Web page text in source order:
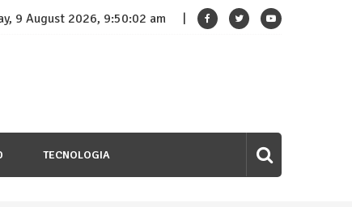
9 August 2026, 9:50:03 am
TECNOLOGIA